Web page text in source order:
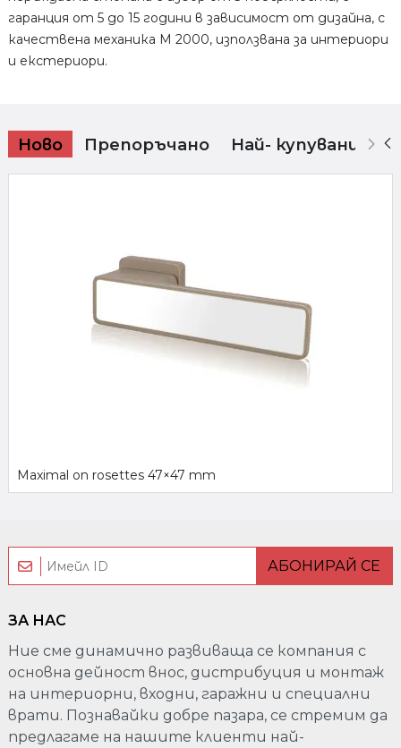
гаранция от 5 до 15 години в зависимост от дизайна, с
качествена механика M 2000, използвана за интериори
и екстериори.
Ново Препоръчано Най- купувани
Maximal on rosettes 47×47 mm
АБОНИРАЙ СЕ
ЗА НАС
Ние сме динамично развиваща се компания с
основна дейност внос, дистрибуция и монтаж
на интериорни, входни, гаражни и специални
врати. Познавайки добре пазара, се стремим да
предлагаме на нашите клиенти най-